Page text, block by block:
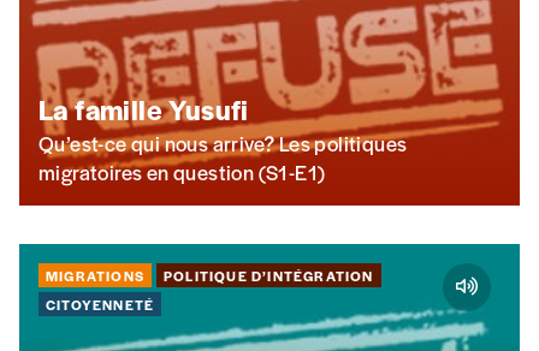
numéros)
J’offre le(s) numéro(s)
Vos coordonnées
Nom*
La famille Yusufi
Qu’est-ce qui nous arrive? Les politiques
migratoires en question (S1-E1)
MIGRATIONS
POLITIQUE D’INTÉGRATION
CITOYENNETÉ